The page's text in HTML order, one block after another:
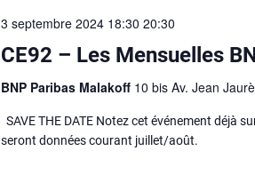
3 septembre 2024 18:30 20:30
CE92 – Les Mensuelles
BNP Paribas Malakoff 10 bis Av. Jean
SAVE THE DATE Notez cet événement déjà
seront données courant juillet/août.